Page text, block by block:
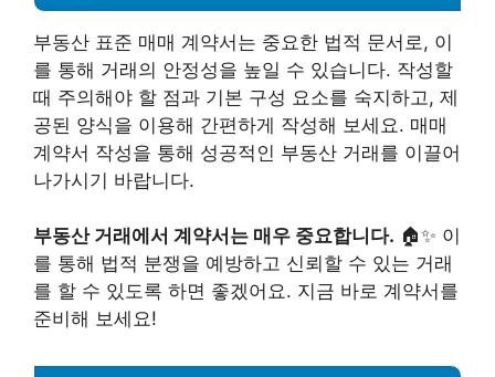
부동산 표준 매매 계약서는 중요한 법적 문서로, 이
를 통해 거래의 안정성을 높일 수 있습니다. 작성할
때 주의해야 할 점과 기본 구성 요소를 숙지하고, 제
공된 양식을 이용해 간편하게 작성해 보세요. 매매
계약서 작성을 통해 성공적인 부동산 거래를 이끌어
나가시기 바랍니다.
부동산 거래에서 계약서는 매우 중요합니다. 🏠✨ 이
를 통해 법적 분쟁을 예방하고 신뢰할 수 있는 거래
를 할 수 있도록 하면 좋겠어요. 지금 바로 계약서를
준비해 보세요!